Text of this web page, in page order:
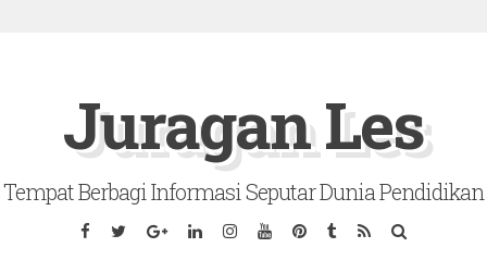
Juragan Les
Tempat Berbagi Informasi Seputar Dunia Pendidikan